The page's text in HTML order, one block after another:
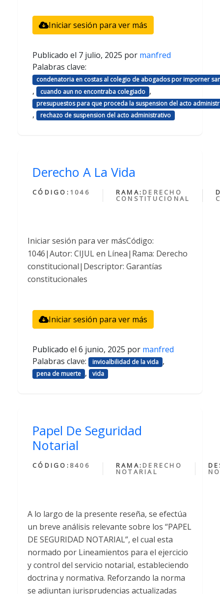
Iniciar sesión para ver más
Publicado el 7 julio, 2025 por manfred
Palabras clave:
condenatoria en costas al colegio de abogados por imporner
, cuando aun no encontraba colegiado ,
presupuestos para que proceda la suspension del acto
, rechazo de suspension del acto administrativo
Derecho A La Vida
CÓDIGO: 1046 RAMA: DERECHO
CONSTITUCIONAL
Iniciar sesión para ver másCódigo:
1046|Autor: CIJUL en Línea|Rama: Derecho
constitucional|Descriptor: Garantías
constitucionales
Iniciar sesión para ver más
Publicado el 6 junio, 2025 por manfred
Palabras clave:
invioalbilidad de la vida ,
pena de muerte , vida
Papel De Seguridad
Notarial
CÓDIGO: 8406 RAMA: DERECHO
NOTARIAL
A lo largo de la presente reseña, se efectúa
un breve análisis relevante sobre los “PAPEL
DE SEGURIDAD NOTARIAL”, el cual esta
normado por Lineamientos para el ejercicio
y control del servicio notarial, estableciendo
doctrina y normativa. Reforzando la norma
se adjuntan jurisprudencias actualizadas